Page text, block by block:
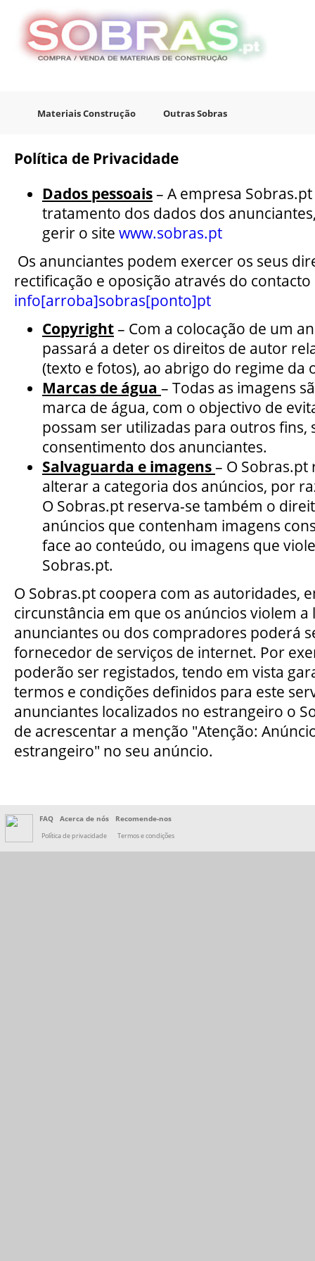
Materiais Construção Outras Sobras
Política de Privacidade
Dados pessoais– A empresa
tratamento dos dados dos
gerir o site www.sobras.pt
Os anunciantes podem exercer os seus
rectificação e oposição através do
info[arroba]sobras[ponto]pt
Copyright– Com a colocação de um
passará a deter os direitos de autor
(texto e fotos), ao abrigo do regime da
Marcas de água – Todas as imagens
marca de água, com o objectivo de
possam ser utilizadas para outros fins,
consentimento dos anunciantes.
Salvaguarda e imagens– O
alterar a categoria dos anúncios, por
O Sobras.pt reserva-se também o
anúncios que contenham imagens
face ao conteúdo, ou imagens que
Sobras.pt.
O Sobras.pt coopera com as autoridades,
circunstância em que os anúncios violem a
anunciantes ou dos compradores poderá
fornecedor de serviços de internet. Por
poderão ser registados, tendo em vista
termos e condições definidos para este
anunciantes localizados no estrangeiro o
de acrescentar a menção "Atenção:
estrangeiro" no seu anúncio.
FAQ Acerca de nós Recomende-nos
Política de privacidade Termos e condições